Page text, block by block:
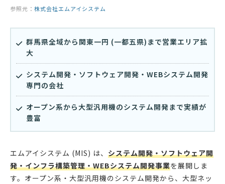
参照元： 株式会社エムアイシステム
群馬県全域から関東一円 (一都五県)まで営業エリア拡
大
システム開発・ソフトウェア開発・WEBシステム開発
専門の会社
オープン系から大型汎用機のシステム開発まで実績が
豊富
エムアイシステム (MIS) は、 システム開発・ソフトウェア開
発・インフラ構築管理・WEBシステム開発事業を展開しま
す。オープン系・大型汎用機のシステム開発から、大型ネッ